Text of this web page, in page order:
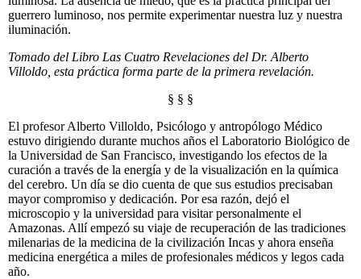
guerrero luminoso, nos permite experimentar nuestra luz y nuestra
iluminación.
Tomado del Libro Las Cuatro Revelaciones del Dr. Alberto
Villoldo, esta práctica forma parte de la primera revelación.
§ § §
El profesor Alberto Villoldo, Psicólogo y antropólogo Médico
estuvo dirigiendo durante muchos años el Laboratorio Biológico de
la Universidad de San Francisco, investigando los efectos de la
curación a través de la energía y de la visualización en la química
del cerebro. Un día se dio cuenta de que sus estudios precisaban
mayor compromiso y dedicación. Por esa razón, dejó el
microscopio y la universidad para visitar personalmente el
Amazonas. Allí empezó su viaje de recuperación de las tradiciones
milenarias de la medicina de la civilización Incas y ahora enseña
medicina energética a miles de profesionales médicos y legos cada
año.